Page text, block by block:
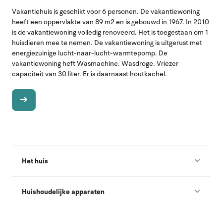
Vakantiehuis is geschikt voor 6 personen. De vakantiewoning
heeft een oppervlakte van 89 m2 en is gebouwd in 1967. In 2010
is de vakantiewoning volledig renoveerd. Het is toegestaan om 1
huisdieren mee te nemen. De vakantiewoning is uitgerust met
energiezuinige lucht-naar-lucht-warmtepomp. De
vakantiewoning heft Wasmachine. Wasdroge. Vriezer
capaciteit van 30 liter. Er is daarnaast houtkachel.
Het huis
Huishoudelijke apparaten